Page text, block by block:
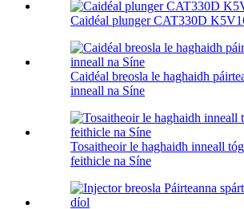
Caidéal plunger CAT330D
Caidéal breosla le haghaidh
inneall na Síne
Tosaitheoir le haghaidh inneall
feithicle na Síne